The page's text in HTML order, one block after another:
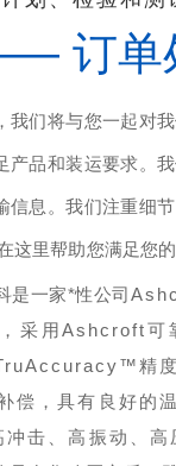
订单
我们将与您一起对
产品和装运要求。
信息。我们注重细
这里帮助您满足您的
是一家*性公司
采用Ashcroft可
精
偿，具有良好的
冲击、高振动、